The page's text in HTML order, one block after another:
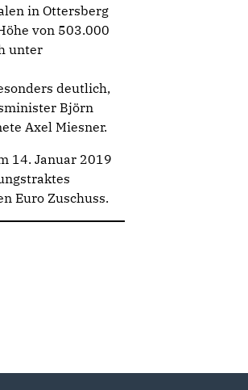
in Ottersberg
von 503.000
unter
deutlich,
Björn
Axel Miesner.
14. Januar 2019
Euro Zuschuss.